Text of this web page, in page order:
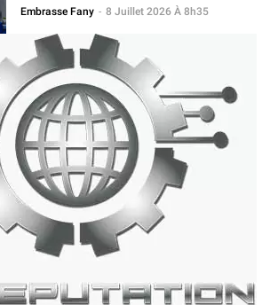
Embrasse Fany - 8 Juillet 2026 À 8h35